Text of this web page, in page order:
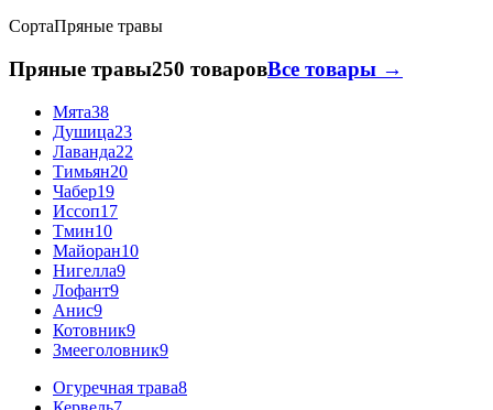
СортаПряные травы
Пряные травы250 товаровВсе товары →
Мята38
Душица23
Лаванда22
Тимьян20
Чабер19
Иссоп17
Тмин10
Майоран10
Нигелла9
Лофант9
Анис9
Котовник9
Змееголовник9
Огуречная трава8